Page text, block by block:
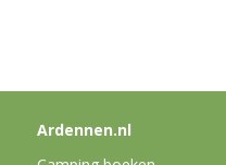
Ardennen.nl